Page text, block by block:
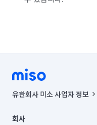
유한회사 미소 사업자 정보
00019 |
회사